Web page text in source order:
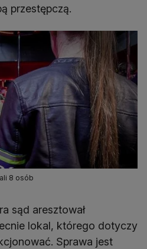
przestępczą.
8 osób
sąd aresztował
lokal, którego dotyczy
Sprawa jest